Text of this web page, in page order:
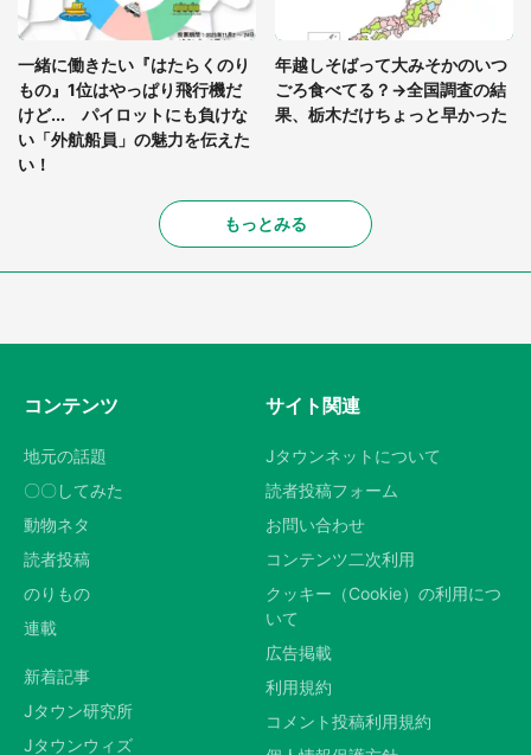
一緒に働きたい『はたらくのり
もの』1位はやっぱり飛行機だ
けど... パイロットにも負けな
い「外航船員」の魅力を伝えた
い！
年越しそばって大みそかのいつ
ごろ食べてる？→全国調査の結
果、栃木だけちょっと早かった
もっとみる
コンテンツ
地元の話題
〇〇してみた
動物ネタ
読者投稿
のりもの
連載
新着記事
Jタウン研究所
Jタウンウィズ
サイト関連
Jタウンネットについて
読者投稿フォーム
お問い合わせ
コンテンツ二次利用
クッキー（Cookie）の利用につ
いて
広告掲載
利用規約
コメント投稿利用規約